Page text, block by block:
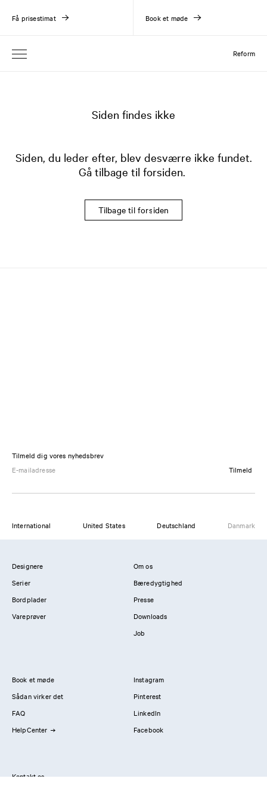
Reform
Få prisestimat Book et møde
Siden findes ikke
Siden, du leder efter, blev desværre ikke fundet.
Gå tilbage til forsiden.
Tilbage til forsiden
Tilmeld dig vores nyhedsbrev
Tilmeld
International United States Deutschland Danmark
Designere
Serier
Bordplader
Vareprøver
Om os
Bæredygtighed
Presse
Downloads
Job
Book et møde
Sådan virker det
FAQ
HelpCenter
Instagram
Pinterest
LinkedIn
Facebook
Kontakt os